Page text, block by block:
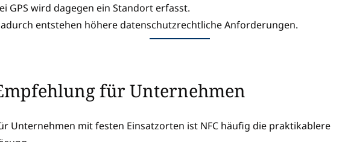
GPS wird dagegen ein Standort erfasst.
entstehen höhere datenschutzrechtliche Anforderungen.
für Unternehmen
Unternehmen mit festen Einsatzorten ist NFC häufig die praktikablere